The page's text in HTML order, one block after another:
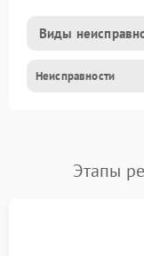
Виды
Неисправности
Этапы